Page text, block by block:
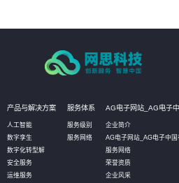
产品与解决方案
人工智能
数字孪生
数字化转型解
安全服务
运维服务
服务体系
服务级别
服务网络
AG电子网站_AG电子
企业简介
AG电子网站_AG电子中国
服务网络
荣誉资质
企业风采